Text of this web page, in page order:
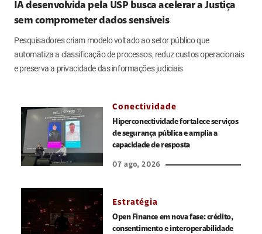
IA desenvolvida pela USP busca acelerar a Justiça
sem comprometer dados sensíveis
Pesquisadores criam modelo voltado ao setor público que
automatiza a classificação de processos, reduz custos operacionais
e preserva a privacidade das informações judiciais
Conectividade
Hiperconectividade fortalece serviços
de segurança pública e amplia a
capacidade de resposta
07 ago, 2026
Estratégia
Open Finance em nova fase: crédito,
consentimento e interoperabilidade